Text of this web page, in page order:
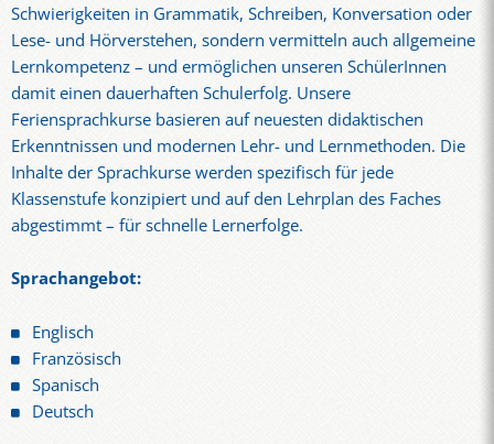
Schwierigkeiten in Grammatik, Schreiben, Konversation oder
Lese- und Hörverstehen, sondern vermitteln auch allgemeine
Lernkompetenz – und ermöglichen unseren SchülerInnen
damit einen dauerhaften Schulerfolg. Unsere
Feriensprachkurse basieren auf neuesten didaktischen
Erkenntnissen und modernen Lehr- und Lernmethoden. Die
Inhalte der Sprachkurse werden spezifisch für jede
Klassenstufe konzipiert und auf den Lehrplan des Faches
abgestimmt – für schnelle Lernerfolge.
Sprachangebot:
Englisch
Französisch
Spanisch
Deutsch